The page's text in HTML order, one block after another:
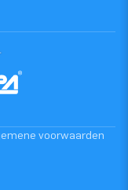
voorwaarden